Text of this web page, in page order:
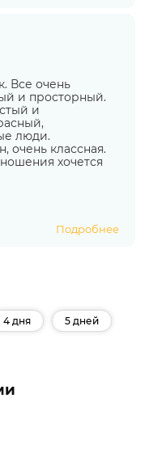
Все очень
и просторный.
и
люди.
очень классная.
хочется
Подробнее
4 дня 5 дней